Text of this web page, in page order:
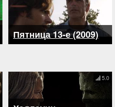
Пятница 13-е (2009)
5.0